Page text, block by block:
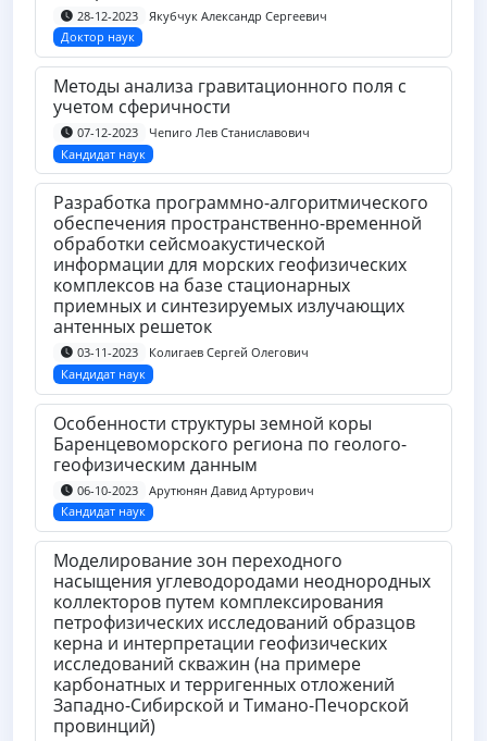
28-12-2023
Якубчук Александр Сергеевич
Доктор наук
Методы анализа гравитационного поля с
учетом сферичности
07-12-2023
Чепиго Лев Станиславович
Кандидат наук
Разработка программно-алгоритмического
обеспечения пространственно-временной
обработки сейсмоакустической
информации для морских геофизических
комплексов на базе стационарных
приемных и синтезируемых излучающих
антенных решеток
03-11-2023
Колигаев Сергей Олегович
Кандидат наук
Особенности структуры земной коры
Баренцевоморского региона по геолого-
геофизическим данным
06-10-2023
Арутюнян Давид Артурович
Кандидат наук
Моделирование зон переходного
насыщения углеводородами неоднородных
коллекторов путем комплексирования
петрофизических исследований образцов
керна и интерпретации геофизических
исследований скважин (на примере
карбонатных и терригенных отложений
Западно-Сибирской и Тимано-Печорской
провинций)